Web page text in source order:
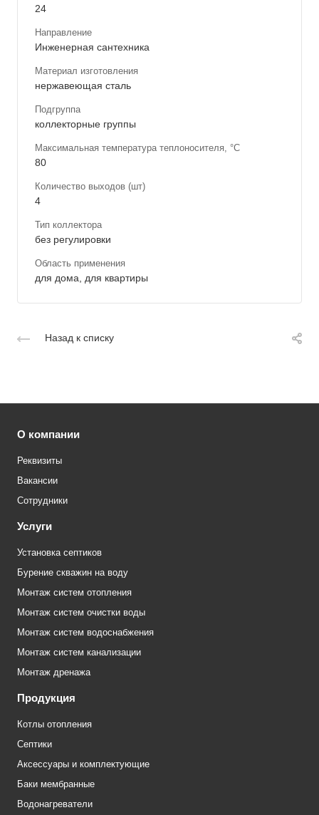
24
Направление
Инженерная сантехника
Материал изготовления
нержавеющая сталь
Подгруппа
коллекторные группы
Максимальная температура теплоносителя, °С
80
Количество выходов (шт)
4
Тип коллектора
без регулировки
Область применения
для дома, для квартиры
Назад к списку
О компании
Реквизиты
Вакансии
Сотрудники
Услуги
Установка септиков
Бурение скважин на воду
Монтаж систем отопления
Монтаж систем очистки воды
Монтаж систем водоснабжения
Монтаж систем канализации
Монтаж дренажа
Продукция
Котлы отопления
Септики
Аксессуары и комплектующие
Баки мембранные
Водонагреватели